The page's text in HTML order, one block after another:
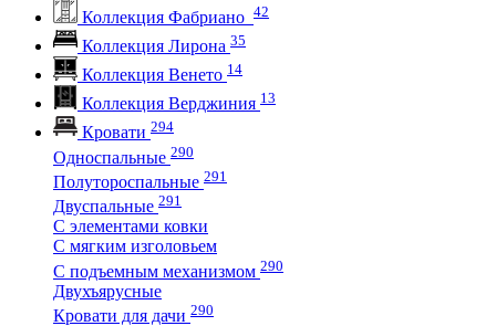
Коллекция Фабриано 42
Коллекция Лирона 35
Коллекция Венето 14
Коллекция Верджиния 13
Кровати 294
Односпальные 290
Полутороспальные 291
Двуспальные 291
С элементами ковки
С мягким изголовьем
С подъемным механизмом 290
Двухъярусные
Кровати для дачи 290